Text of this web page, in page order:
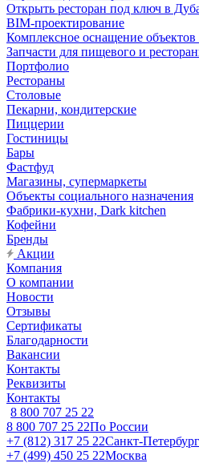
Открыть ресторан под ключ в
BIM-проектирование
Комплексное оснащение
Запчасти для пищевого и
Портфолио
Рестораны
Столовые
Пекарни, кондитерские
Пиццерии
Гостиницы
Бары
Фастфуд
Магазины, супермаркеты
Объекты социального назначения
Фабрики-кухни, Dark kitchen
Кофейни
Бренды
Акции
Компания
О компании
Новости
Отзывы
Сертификаты
Благодарности
Вакансии
Контакты
Реквизиты
Контакты
8 800 707 25 22
8 800 707 25 22По России
+7 (812) 317 25 22Санкт-Петербург
+7 (499) 450 25 22Москва